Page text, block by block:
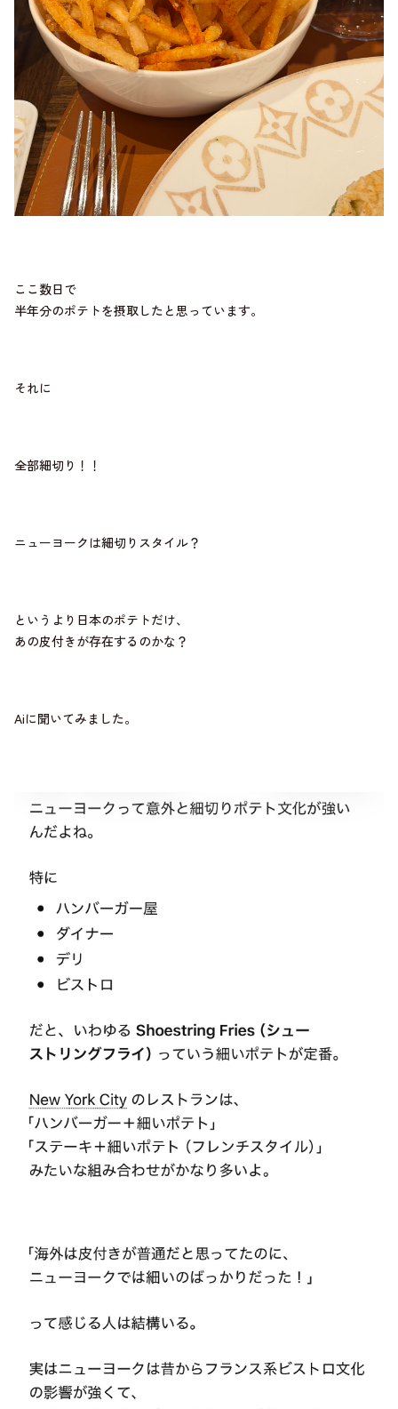
ここ数日で
半年分のポテトを摂取したと思っています。
それに
全部細切り！！
ニューヨークは細切りスタイル？
というより日本のポテトだけ、
あの皮付きが存在するのかな？
Aiに聞いてみました。